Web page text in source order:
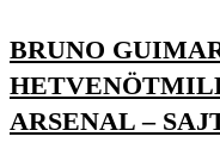
BRUNO
ARSENAL –